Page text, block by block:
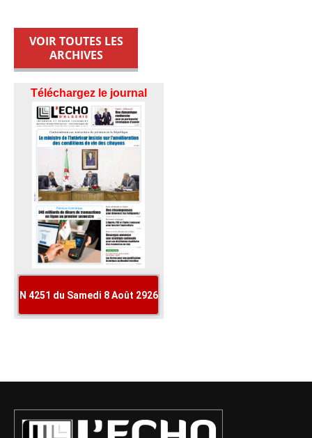
VOIR TOUTES LES
ARCHIVES